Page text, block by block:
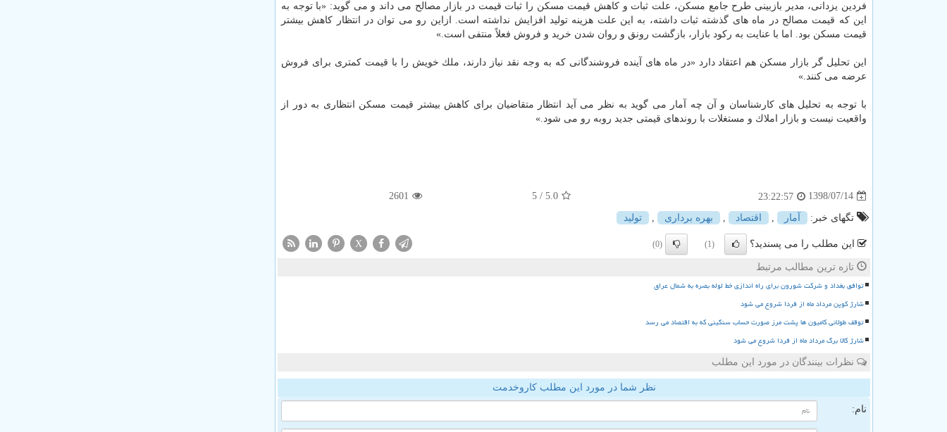
فردین یزدانی، مدیر بازبینی طرح جامع مسكن، علت ثبات و كاهش قیمت مسكن را ثبات قیمت در بازار مصالح می داند و می گوید: «با توجه به
این كه قیمت مصالح در ماه های گذشته ثبات داشته، به این علت هزینه تولید افزایش نداشته است. ازاین رو می توان در انتظار كاهش بیشتر
قیمت مسكن بود. اما با عنایت به ركود بازار، بازگشت رونق و روان شدن خرید و فروش فعلاً منتفی است.»
این تحلیل گر بازار مسكن هم اعتقاد دارد «در ماه های آینده فروشندگانی كه به وجه نقد نیاز دارند، ملك خویش را با قیمت كمتری برای فروش
عرضه می كنند.»
با توجه به تحلیل های كارشناسان و آن چه آمار می گوید به نظر می آید انتظار متقاضیان برای كاهش بیشتر قیمت مسكن انتظاری به دور از
واقعیت نیست و بازار املاك و مستغلات با روندهای قیمتی جدید روبه رو می شود.»
1398/07/14
23:22:57
5.0
/ 5
2601
تگهای خبر: آمار اقتصاد بهره برداری تولید
این مطلب را می پسندید؟ (1)
(0)
X
تازه ترین مطالب مرتبط
توافق بغداد و شرکت شورون برای راه اندازی خط لوله بصره به شمال عراق
شارژ کوپن مرداد ماه از فردا شروع می شود
توقف طولانی کامیون ها پشت مرز صورت حساب سنگینی که به اقتصاد می رسد
شارژ کالا برگ مرداد ماه از فردا شروع می شود
نظرات بینندگان در مورد این مطلب
نظر شما در مورد این مطلب کاروخدمت
نام: